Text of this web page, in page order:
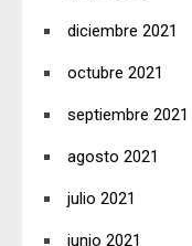
diciembre 2021
octubre 2021
septiembre 2021
agosto 2021
julio 2021
junio 2021